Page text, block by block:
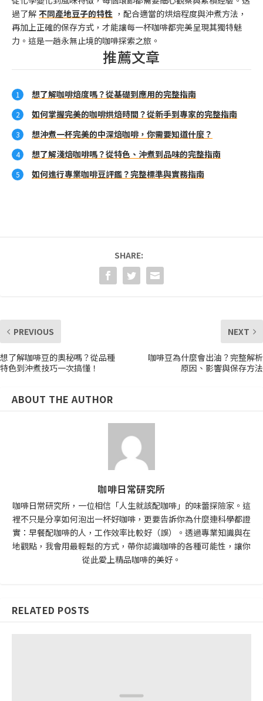
過了解 不同產地豆子的特性 ，配合適當的烘焙程度與沖煮方法，
再加上正確的保存方式，才能讓每一杯咖啡都完美呈現其獨特魅
力。這是一趟永無止境的咖啡探索之旅。
推薦文章
想了解咖啡焙度嗎？從基礎到應用的完整指南
如何掌握完美的咖啡烘焙時間？從新手到專家的完整指南
想沖煮一杯完美的中深焙咖啡，你需要知道什麼？
想了解淺焙咖啡嗎？從特色、沖煮到品味的完整指南
如何進行專業咖啡豆評鑑？完整標準與實務指南
SHARE:
PREVIOUS
想了解咖啡豆的奧秘嗎？從品種
特色到沖煮技巧一次搞懂！
NEXT
咖啡豆為什麼會出油？完整解析
原因、影響與保存方法
ABOUT THE AUTHOR
咖啡日常研究所
咖啡日常研究所，一位相信「人生就該配咖啡」的味蕾探險家。這
裡不只是分享如何泡出一杯好咖啡，更要告訴你為什麼連科學都證
實：早餐配咖啡的人，工作效率比較好（誤）。透過專業知識與在
地觀點，我會用最輕鬆的方式，帶你認識咖啡的各種可能性，讓你
從此愛上精品咖啡的美好。
RELATED POSTS